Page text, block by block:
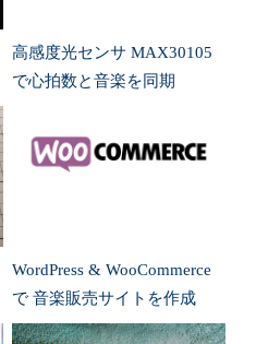
高感度光センサ MAX30105
で心拍数と音楽を同期
WordPress & WooCommerce
で 音楽販売サイトを作成